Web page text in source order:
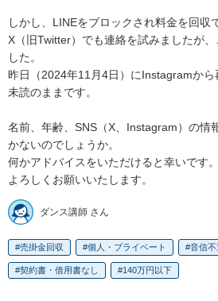
しかし、LINEをブロックされ料金を回収
X（旧Twitter）でも連絡を試みましたが
した。
昨日（2024年11月4日）にInstagramか
未読のままです。
名前、年齢、SNS（X、Instagram）の情
かないのでしょうか。
何かアドバイスをいただけると幸いです。
よろしくお願いいたします。
ダンス講師 さん
売掛金回収 個人・プライベート 音信
契約書・借用書なし 140万円以下